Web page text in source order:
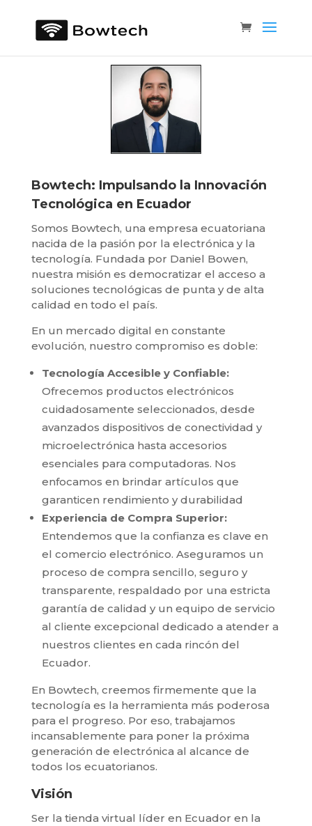
Bowtech: Impulsando la Innovación
Tecnológica en Ecuador
Somos Bowtech, una empresa ecuatoriana
nacida de la pasión por la electrónica y la
tecnología. Fundada por Daniel Bowen,
nuestra misión es democratizar el acceso a
soluciones tecnológicas de punta y de alta
calidad en todo el país.
En un mercado digital en constante
evolución, nuestro compromiso es doble:
Tecnología Accesible y Confiable:
Ofrecemos productos electrónicos
cuidadosamente seleccionados, desde
avanzados dispositivos de conectividad y
microelectrónica hasta accesorios
esenciales para computadoras. Nos
enfocamos en brindar artículos que
garanticen rendimiento y durabilidad
Experiencia de Compra Superior:
Entendemos que la confianza es clave en
el comercio electrónico. Aseguramos un
proceso de compra sencillo, seguro y
transparente, respaldado por una estricta
garantía de calidad y un equipo de servicio
al cliente excepcional dedicado a atender a
nuestros clientes en cada rincón del
Ecuador.
En Bowtech, creemos firmemente que la
tecnología es la herramienta más poderosa
para el progreso. Por eso, trabajamos
incansablemente para poner la próxima
generación de electrónica al alcance de
todos los ecuatorianos.
Visión
Ser la tienda virtual líder en Ecuador en la